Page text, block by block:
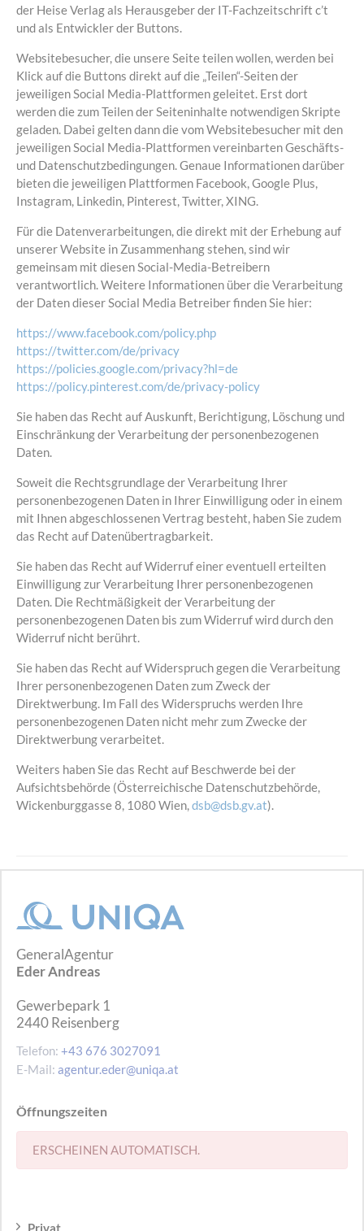
der Heise Verlag als Herausgeber der IT-Fachzeitschrift c’t
und als Entwickler der Buttons.
Websitebesucher, die unsere Seite teilen wollen, werden bei
Klick auf die Buttons direkt auf die „Teilen“-Seiten der
jeweiligen Social Media-Plattformen geleitet. Erst dort
werden die zum Teilen der Seiteninhalte notwendigen Skripte
geladen. Dabei gelten dann die vom Websitebesucher mit den
jeweiligen Social Media-Plattformen vereinbarten Geschäfts-
und Datenschutzbedingungen. Genaue Informationen darüber
bieten die jeweiligen Plattformen Facebook, Google Plus,
Instagram, Linkedin, Pinterest, Twitter, XING.
Für die Datenverarbeitungen, die direkt mit der Erhebung auf
unserer Website in Zusammenhang stehen, sind wir
gemeinsam mit diesen Social-Media-Betreibern
verantwortlich. Weitere Informationen über die Verarbeitung
der Daten dieser Social Media Betreiber finden Sie hier:
https://www.facebook.com/policy.php
https://twitter.com/de/privacy
https://policies.google.com/privacy?hl=de
https://policy.pinterest.com/de/privacy-policy
Sie haben das Recht auf Auskunft, Berichtigung, Löschung und
Einschränkung der Verarbeitung der personenbezogenen
Daten.
Soweit die Rechtsgrundlage der Verarbeitung Ihrer
personenbezogenen Daten in Ihrer Einwilligung oder in einem
mit Ihnen abgeschlossenen Vertrag besteht, haben Sie zudem
das Recht auf Datenübertragbarkeit.
Sie haben das Recht auf Widerruf einer eventuell erteilten
Einwilligung zur Verarbeitung Ihrer personenbezogenen
Daten. Die Rechtmäßigkeit der Verarbeitung der
personenbezogenen Daten bis zum Widerruf wird durch den
Widerruf nicht berührt.
Sie haben das Recht auf Widerspruch gegen die Verarbeitung
Ihrer personenbezogenen Daten zum Zweck der
Direktwerbung. Im Fall des Widerspruchs werden Ihre
personenbezogenen Daten nicht mehr zum Zwecke der
Direktwerbung verarbeitet.
Weiters haben Sie das Recht auf Beschwerde bei der
Aufsichtsbehörde (Österreichische Datenschutzbehörde,
Wickenburggasse 8, 1080 Wien,dsb@dsb.gv.at).
GeneralAgentur
Eder Andreas
Gewerbepark 1
2440Reisenberg
Telefon: +43 676 3027091
E-Mail: agentur.eder@uniqa.at
Öffnungszeiten
ERSCHEINEN AUTOMATISCH.
Privat